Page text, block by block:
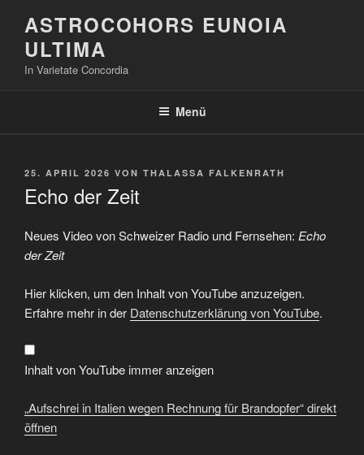
Inhalt
springen
ASTROCOHORS EUNOIA
ULTIMA
In Varietate Concordia
Menü
VERÖFFENTLICHT
25. APRIL 2026 VON THALASSA FALKENRATH
Echo der Zeit
Neues Video von Schweizer Radio und Fernsehen: Echo
der Zeit
„Aufschrei
in
Italien
wegen
für
Brandopfer“
von
YouTube
Hier klicken, um den Inhalt von YouTube anzuzeigen.
Erfahre mehr in der Datenschutzerklärung von YouTube.
Inhalt von YouTube immer anzeigen
„Aufschrei in Italien wegen Rechnung für Brandopfer“ direkt
öffnen